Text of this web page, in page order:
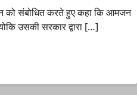
संबोधित करते हुए कहा कि आमजन
उसकी सरकार द्वारा […]